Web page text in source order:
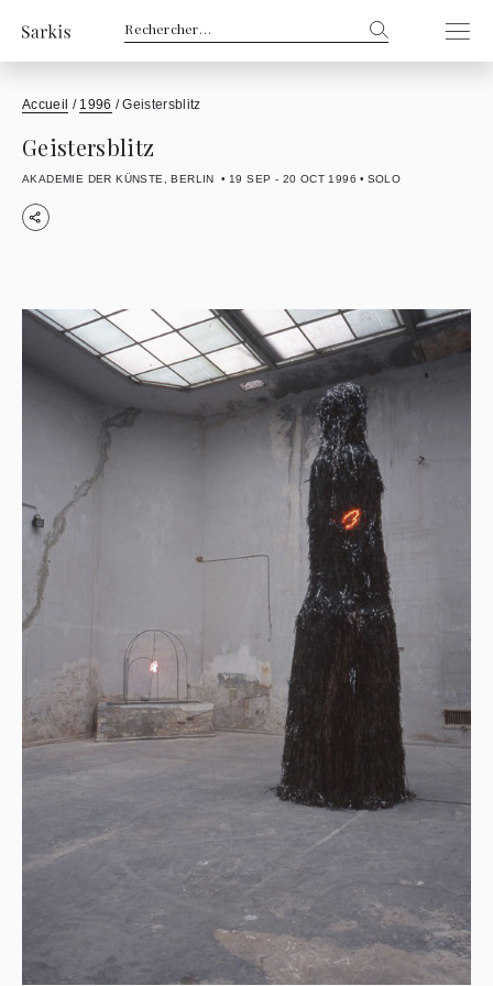
Rechercher :
Accueil / 1996 /Geistersblitz
Geistersblitz
AKADEMIE DER KÜNSTE, BERLIN 19 SEP - 20 OCT 1996 SOLO